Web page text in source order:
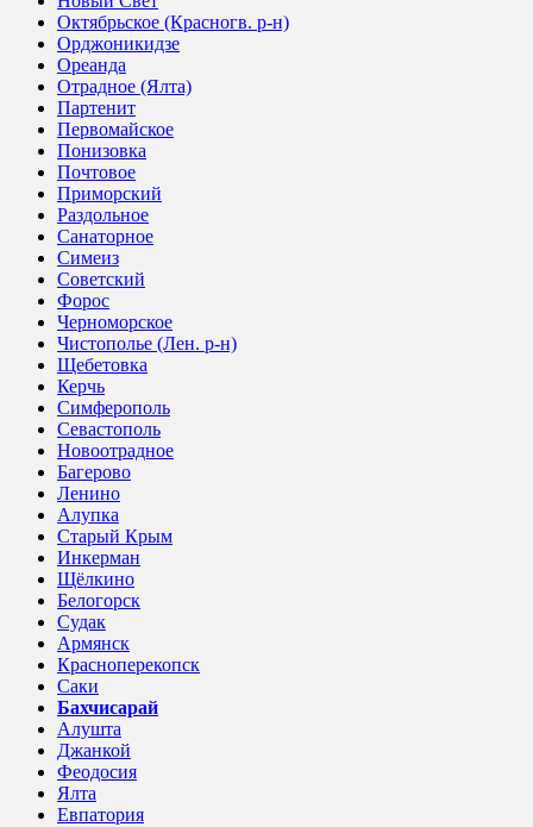
Октябрьское (Красногв. р-н)
Орджоникидзе
Ореанда
Отрадное (Ялта)
Партенит
Первомайское
Понизовка
Почтовое
Приморский
Раздольное
Санаторное
Симеиз
Советский
Форос
Черноморское
Чистополье (Лен. р-н)
Щебетовка
Керчь
Симферополь
Севастополь
Новоотрадное
Багерово
Ленино
Алупка
Старый Крым
Инкерман
Щёлкино
Белогорск
Судак
Армянск
Красноперекопск
Саки
Бахчисарай
Алушта
Джанкой
Феодосия
Ялта
Евпатория